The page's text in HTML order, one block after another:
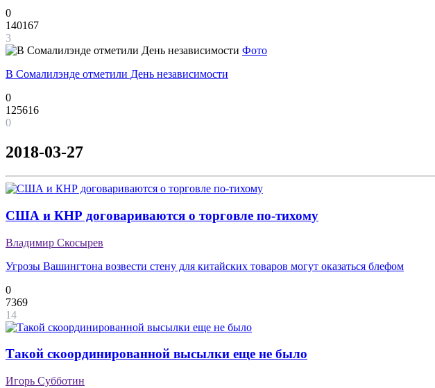
0
140167
3
Фото
В Сомалилэнде отметили День независимости
0
125616
0
2018-03-27
США и КНР договариваются о торговле по-тихому
Владимир Скосырев
Угрозы Вашингтона возвести стену для китайских товаров могут оказаться блефом
0
7369
14
Такой скоординированной высылки еще не было
Игорь Субботин